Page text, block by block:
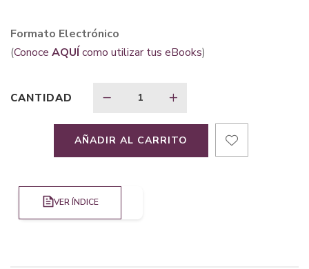
Formato Electrónico
(Conoce AQUÍ como utilizar tus eBooks)
CANTIDAD
AÑADIR AL CARRITO
VER ÍNDICE